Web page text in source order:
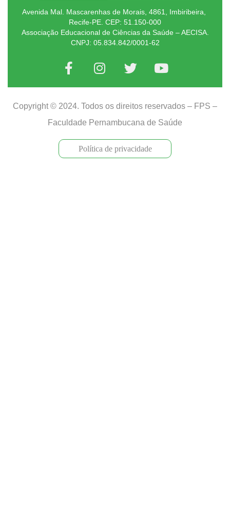
Avenida Mal. Mascarenhas de Morais, 4861, Imbiribeira,
Recife-PE. CEP: 51.150-000
Associação Educacional de Ciências da Saúde – AECISA.
CNPJ: 05.834.842/0001-62
Copyright © 2024. Todos os direitos reservados – FPS –
Faculdade Pernambucana de Saúde
Política de privacidade